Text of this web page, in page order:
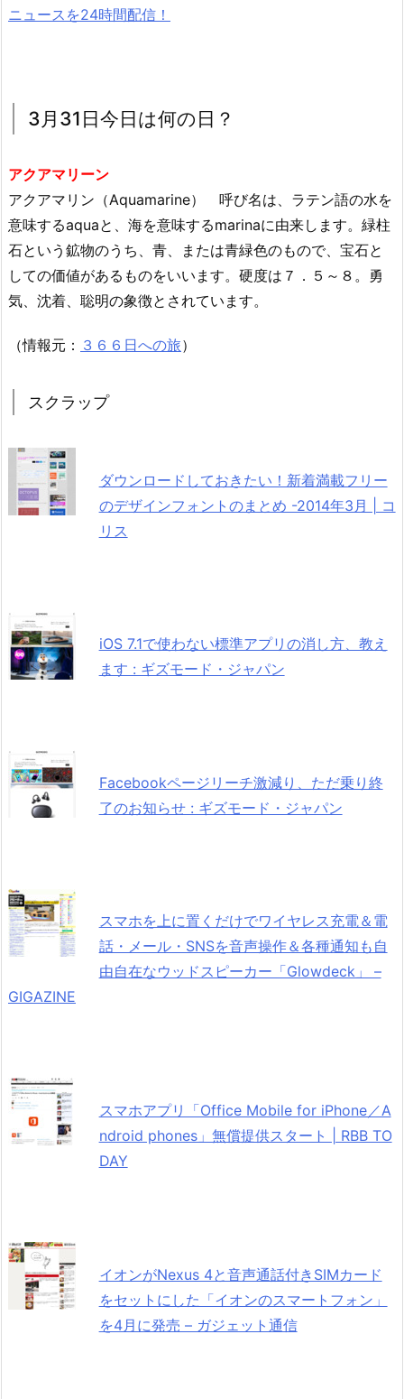
ニュースを24時間配信！
3月31日今日は何の日？
アクアマリーン
アクアマリン（Aquamarine） 呼び名は、ラテン語の水を
意味するaquaと、海を意味するmarinaに由来します。緑柱
石という鉱物のうち、青、または青緑色のもので、宝石と
しての価値があるものをいいます。硬度は７．５～８。勇
気、沈着、聡明の象徴とされています。
（情報元： ３６６日への旅）
スクラップ
ダウンロードしておきたい！新着満載フリー
のデザインフォントのまとめ -2014年3月 | コ
リス
iOS 7.1で使わない標準アプリの消し方、教え
ます : ギズモード・ジャパン
Facebookページリーチ激減り、ただ乗り終
了のお知らせ : ギズモード・ジャパン
スマホを上に置くだけでワイヤレス充電＆電
話・メール・SNSを音声操作＆各種通知も自
由自在なウッドスピーカー「Glowdeck」 –
GIGAZINE
スマホアプリ「Office Mobile for iPhone／A
ndroid phones」無償提供スタート | RBB TO
DAY
イオンがNexus 4と音声通話付きSIMカード
をセットにした「イオンのスマートフォン」
を4月に発売 – ガジェット通信